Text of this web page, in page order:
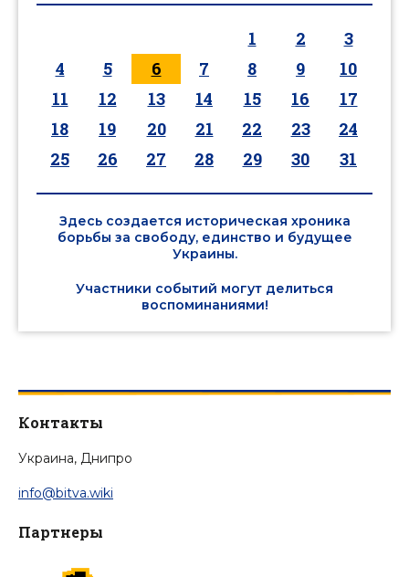
1 2
3
4
5 6 7 8 9
10
11
12 13 14 15 16
17
18
19 20 21 22 23
24
25
26 27 28 29 30 31
Здесь создается историческая хроника
борьбы за свободу, единство и будущее
Украины.
Участники событий могут делиться
воспоминаниями!
Контакты
Украина, Днипро
info@bitva.wiki
Партнеры